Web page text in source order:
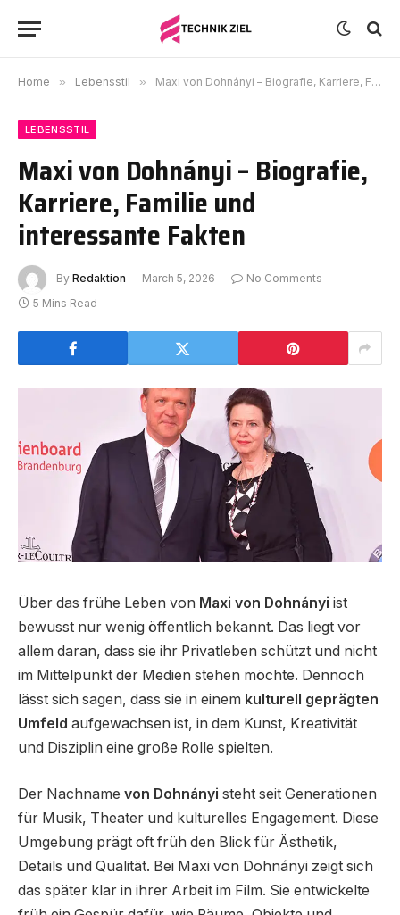
Home » Lebensstil » Maxi von Dohnányi – Biografie, Karriere, Familie und interessante Fakten
LEBENSSTIL
Maxi von Dohnányi – Biografie,
Karriere, Familie und
interessante Fakten
By Redaktion March 5, 2026
No Comments
5 Mins Read
Über das frühe Leben von Maxi von Dohnányi ist
bewusst nur wenig öffentlich bekannt. Das liegt vor
allem daran, dass sie ihr Privatleben schützt und nicht
im Mittelpunkt der Medien stehen möchte. Dennoch
lässt sich sagen, dass sie in einem kulturell geprägten
Umfeld aufgewachsen ist, in dem Kunst, Kreativität
und Disziplin eine große Rolle spielten.
Der Nachname von Dohnányi steht seit Generationen
für Musik, Theater und kulturelles Engagement. Diese
Umgebung prägt oft früh den Blick für Ästhetik,
Details und Qualität. Bei Maxi von Dohnányi zeigt sich
das später klar in ihrer Arbeit im Film. Sie entwickelte